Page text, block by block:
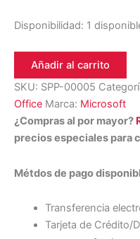
Disponibilidad: 1
Añadir al carrito
SKU: SPP-00005
Office Marca: Microsoft
¿Compras al por mayor?
precios especiales para
Métdos de pago
Transferencia
Tarjeta de Crédito/